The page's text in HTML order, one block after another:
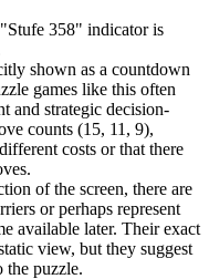
358" indicator is
shown as a countdown
games like this often
and strategic decision-
counts (15, 11, 9),
costs or that there
of the screen, there are
or perhaps represent
available later. Their exact
view, but they suggest
the puzzle.